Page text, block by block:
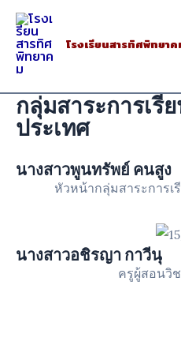
Skip
content
โรงเรียนสารทิศพิทยา
กลุ่มสาระการเรี
ประเทศ
นางสาวพูนทรัพย์ คนสูง
หัวหน้ากลุ่มสาระการเ
นางสาวอชิรญา กาวีนุ
ครูผู้สอนวิ